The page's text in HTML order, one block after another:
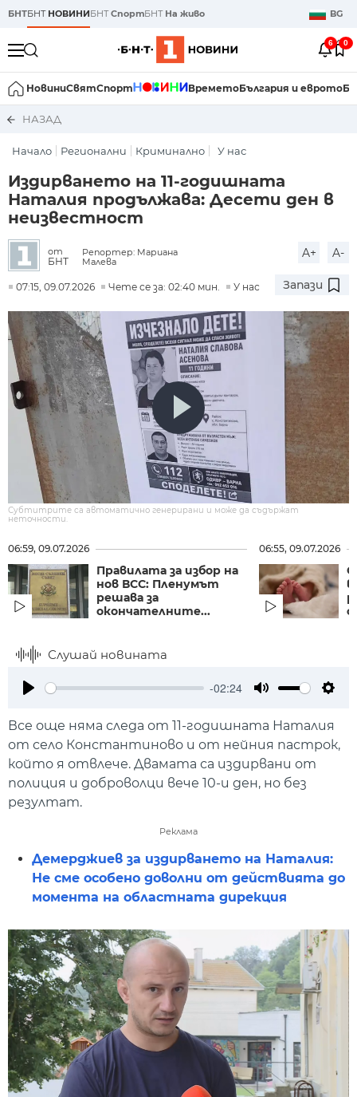
БНТБНТ НОВИНИБНТСпортБНТ На живо BG
6 0
НовиниСвятСпорт ВреметоБългария и еврото
НАЗАД
Начало Регионални Криминално У нас
Издирването на 11-годишната
Наталия продължава: Десети ден в
неизвестност
от
БНТ
Репортер: Мариана
Малева
A+ A-
07:15, 09.07.2026 Чете се за: 02:40 мин. У нас Запази
Субтитрите са автоматично генерирани и може да съдържат
неточности.
06:59, 09.07.2026
Правилата за избор на
нов ВСС: Пленумът
решава за
окончателните...
06:55, 09.07.2026
в
Слушай новината
-02:24
Все още няма следа от 11-годишната Наталия
от село Константиново и от нейния пастрок,
който я отвлече. Двамата са издирвани от
полиция и доброволци вече 10-и ден, но без
резултат.
Реклама
Демерджиев за издирването на Наталия:
Не сме особено доволни от действията до
момента на областната дирекция